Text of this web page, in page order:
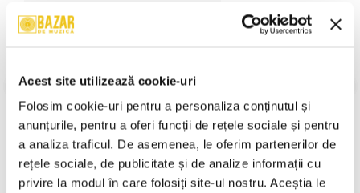
Acest site utilizează cookie-uri
Folosim cookie-uri pentru a personaliza conținutul și
anunțurile, pentru a oferi funcții de rețele sociale și pentru
a analiza traficul. De asemenea, le oferim partenerilor de
rețele sociale, de publicitate și de analize informații cu
privire la modul în care folosiți site-ul nostru. Aceștia le
7
9
Cel Mai Băiat
3:13
Mergem În Weekend
3:21
11
Fluturi În Stomac
3:48
12
Rapu' Meu
Stare Coperta:Near Mint (NM or M-)
Stare Disc:Near Mint (NM or M-)
Gen:Hip Hop
Stil:Conscious, Boom Bap
An Lansare:2021
Informatii conformitate produs